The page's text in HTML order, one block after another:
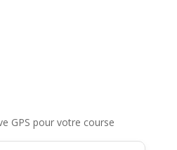
GPS pour votre course